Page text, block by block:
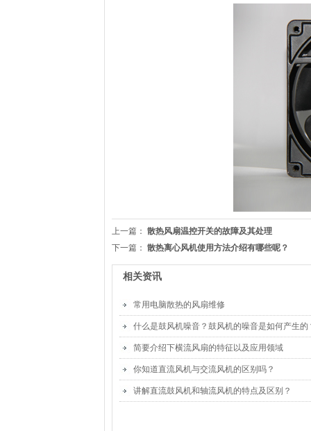
上一篇： 散热风扇温控开关的故障及其处理
下一篇： 散热离心风机使用方法介绍有哪些呢？
相关资讯
常用电脑散热的风扇维修
什么是鼓风机噪音？鼓风机的噪音是如何产生的
简要介绍下横流风扇的特征以及应用领域
你知道直流风机与交流风机的区别吗？
讲解直流鼓风机和轴流风机的特点及区别？